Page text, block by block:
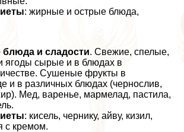
: жирные и острые блюда,
и сладости. Свежие, спелые,
ягоды сырые и в блюдах в
Сушеные фрукты в
и в различных блюдах (чернослив,
Мед, варенье, мармелад, пастила,
: кисель, чернику, айву, кизил,
с кремом.